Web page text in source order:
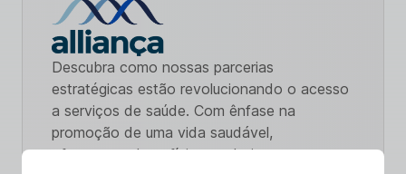
Descubra como nossas parcerias
estratégicas estão revolucionando o acesso
a serviços de saúde. Com ênfase na
promoção de uma vida saudável,
oferecemos benefícios exclusivos e